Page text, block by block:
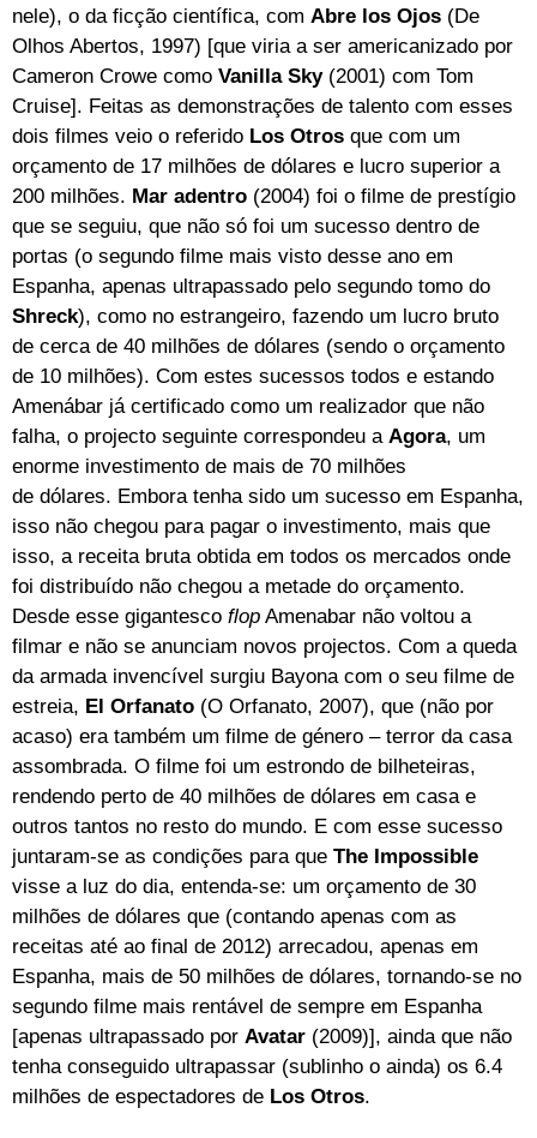
nele), o da ficção científica, com Abre los Ojos (De
Olhos Abertos, 1997) [que viria a ser americanizado por
Cameron Crowe como Vanilla Sky(2001) com Tom
Cruise]. Feitas as demonstrações de talento com esses
dois filmes veio o referido Los Otros que com um
orçamento de 17 milhões de dólares e lucro superior a
200 milhões. Mar adentro (2004) foi o filme de prestígio
que se seguiu, que não só foi um sucesso dentro de
portas (o segundo filme mais visto desse ano em
Espanha, apenas ultrapassado pelo segundo tomo do
Shreck), como no estrangeiro, fazendo um lucro bruto
de cerca de 40 milhões de dólares (sendo o orçamento
de 10 milhões). Com estes sucessos todos e estando
Amenábar já certificado como um realizador que não
falha, o projecto seguinte correspondeu a Agora, um
enorme investimento de mais de 70 milhões
de dólares. Embora tenha sido um sucesso em Espanha,
isso não chegou para pagar o investimento, mais que
isso, a receita bruta obtida em todos os mercados onde
foi distribuído não chegou a metade do orçamento.
Desde esse gigantesco flop Amenabar não voltou a
filmar e não se anunciam novos projectos. Com a queda
da armada invencível surgiu Bayona com o seu filme de
estreia, El Orfanato (O Orfanato, 2007), que (não por
acaso) era também um filme de género – terror da casa
assombrada. O filme foi um estrondo de bilheteiras,
rendendo perto de 40 milhões de dólares em casa e
outros tantos no resto do mundo. E com esse sucesso
juntaram-se as condições para que The Impossible
visse a luz do dia, entenda-se: um orçamento de 30
milhões de dólares que (contando apenas com as
receitas até ao final de 2012) arrecadou, apenas em
Espanha, mais de 50 milhões de dólares, tornando-se no
segundo filme mais rentável de sempre em Espanha
[apenas ultrapassado por Avatar (2009)], ainda que não
tenha conseguido ultrapassar (sublinho o ainda) os 6.4
milhões de espectadores de Los Otros.